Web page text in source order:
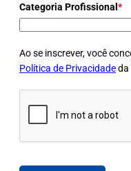
Categoria Profissional *
Ao se inscrever, você
Política de Privacidadeda